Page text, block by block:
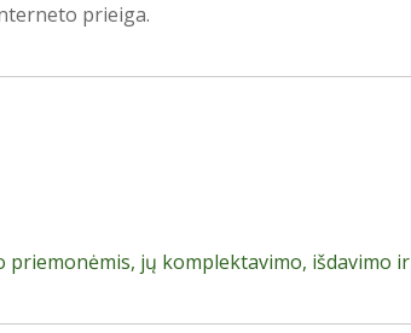
prieiga.
jų komplektavimo, išdavimo ir